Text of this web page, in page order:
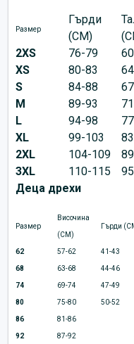
Размер
Гърди
(CM)
2XS
76-79
XS
80-83
S
84-88
M
89-93
L
94-98
XL
99-103
2XL
104-109
3XL
110-115
Деца дрехи
Размер
Височина
(CM)
Гърди
62 57-62 41-43
68 63-68 44-46
74 69-74 47-49
80 75-80 50-52
86 81-86
92 87-92